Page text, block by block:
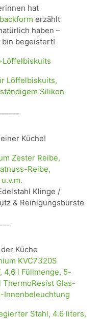
hat
erzählt
haben –
bin begeistert!
Löffelbiskuits,
Silikon
Küche!
Zester Reibe,
Reibe,
Klinge /
& Reinigungsbürste
Küche
Stahl, 4.6 liters,